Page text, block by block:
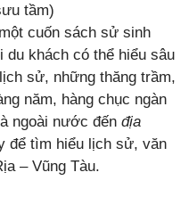
tầm)
cuốn sách sử sinh
du khách có thể hiểu sâu
sử, những thăng trầm,
năm, hàng chục ngàn
ngoài nước đến địa
để tìm hiểu lịch sử, văn
– Vũng Tàu.